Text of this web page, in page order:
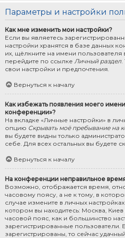
Параметры и настройки
Как мне изменить мои настройки?
Если вы являетесь
настройки хранятся в базе данных
их, щёлкните на имени пользователя
перейдите по ссылке Личный раздел.
свои настройки и предпочтения.
Вернуться к началу
Как избежать появления моего
конференции»?
На вкладке «Личные настройки» в
опцию Скрывать моё пребывание на
вы будете видны только
себе. Для всех остальных вы будете
Вернуться к началу
На конференции неправильное
Возможно, отображается время,
часовому поясу, а не к тому, в
случае измените в личных
котором вы находитесь: Москва, Киев
часовой пояс, как и большинство
зарегистрированные пользователи.
зарегистрированы, то сейчас